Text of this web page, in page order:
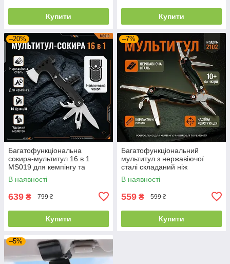
Купити Купити
–20%
Багатофункціональна
сокира-мультитул 16 в 1
MS019 для кемпінгу та
виживання, туристична з
молотком і ножем, чорний,
В наявності
639 ₴ 799 ₴
Купити
–7%
Багатофункціональний
мультитул з нержавіючої
сталі складаний ніж
плоскогубці для кемпінгу
риболовлі та ремонту,
В наявності
559 ₴ 599 ₴
Купити
–5%